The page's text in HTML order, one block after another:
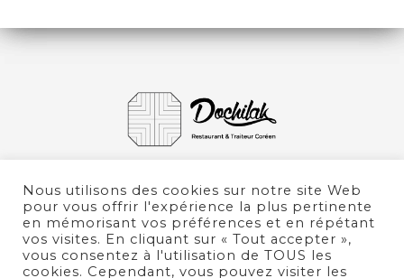
Nous utilisons des cookies sur notre site Web
pour vous offrir l'expérience la plus pertinente
en mémorisant vos préférences et en répétant
vos visites. En cliquant sur « Tout accepter »,
vous consentez à l'utilisation de TOUS les
cookies. Cependant, vous pouvez visiter les